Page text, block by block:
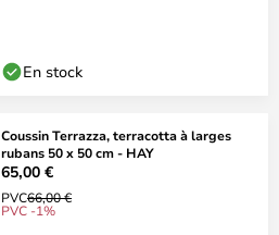
En stock
Coussin Terrazza, terracotta à larges
rubans 50 x 50 cm - HAY
65,00 €
PVC66,00 €
PVC -1%